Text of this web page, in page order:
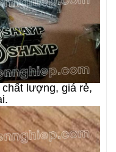
lượng, giá rẻ,